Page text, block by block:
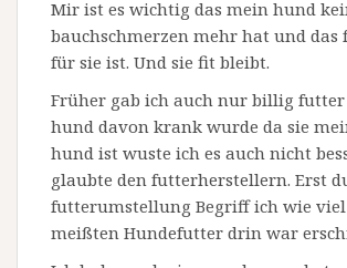
Mir ist es wichtig das mein hund
bauchschmerzen mehr hat und
für sie ist. Und sie fit bleibt.
Früher gab ich auch nur billig
hund davon krank wurde da sie
hund ist wuste ich es auch nicht
glaubte den futterherstellern. Erst
futterumstellung Begriff ich wie
meißten Hundefutter drin war